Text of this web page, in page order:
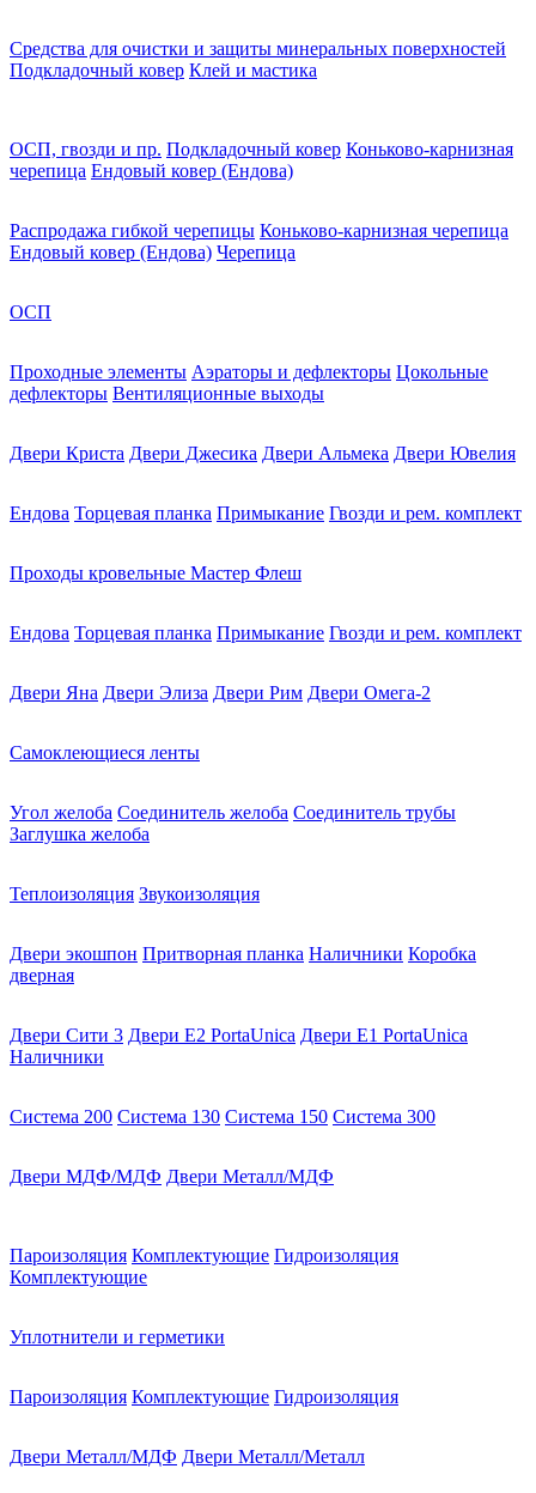
Средства для очистки и защиты минеральных поверхностей
Подкладочный ковер Клей и мастика
ОСП, гвозди и пр. Подкладочный ковер Коньково-карнизная
черепица Ендовый ковер (Ендова)
Распродажа гибкой черепицы Коньково-карнизная черепица
Ендовый ковер (Ендова) Черепица
ОСП
Проходные элементы Аэраторы и дефлекторы Цокольные
дефлекторы Вентиляционные выходы
Двери Криста Двери Джесика Двери Альмека Двери Ювелия
Ендова Торцевая планка Примыкание Гвозди и рем. комплект
Проходы кровельные Мастер Флеш
Ендова Торцевая планка Примыкание Гвозди и рем. комплект
Двери Яна Двери Элиза Двери Рим Двери Омега-2
Самоклеющиеся ленты
Угол желоба Соединитель желоба Соединитель трубы
Заглушка желоба
Теплоизоляция Звукоизоляция
Двери экошпон Притворная планка Наличники Коробка
дверная
Двери Сити 3 Двери E2 PortaUnica Двери E1 PortaUnica
Наличники
Система 200 Система 130 Система 150 Система 300
Двери МДФ/МДФ Двери Металл/МДФ
Пароизоляция Комплектующие Гидроизоляция
Комплектующие
Уплотнители и герметики
Пароизоляция Комплектующие Гидроизоляция
Двери Металл/МДФ Двери Металл/Металл